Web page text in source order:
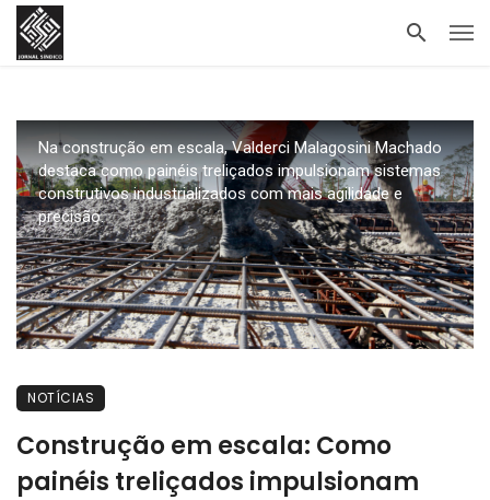
Na construção em escala, Valderci Malagosini Machado
destaca como painéis treliçados impulsionam sistemas
construtivos industrializados com mais agilidade e
precisão.
NOTÍCIAS
Construção em escala: Como
painéis treliçados impulsionam